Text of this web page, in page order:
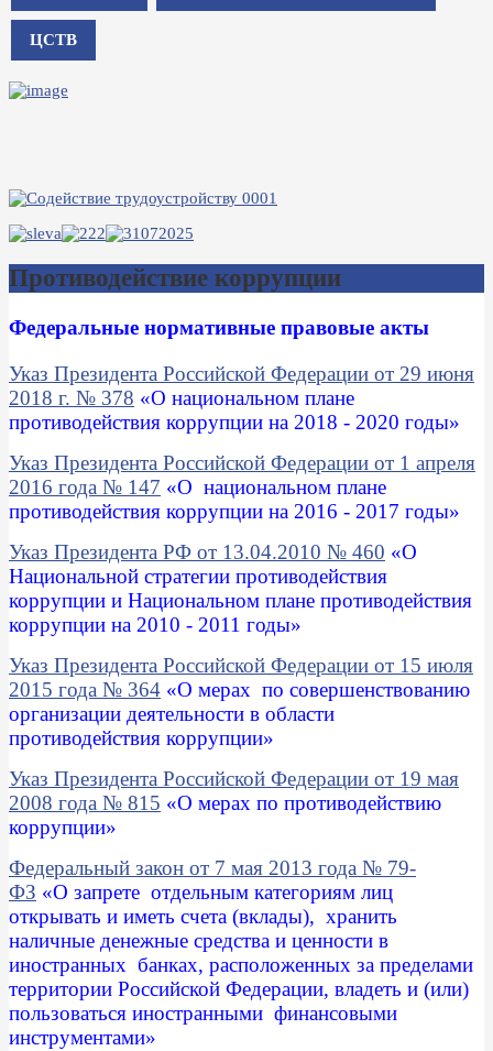
ЦСТВ
Противодействие коррупции
Федеральные нормативные правовые акты
Указ Президента Российской Федерации от 29 июня
2018 г. № 378 «О национальном плане
противодействия коррупции на 2018 - 2020 годы»
Указ Президента Российской Федерации от 1 апреля
2016 года № 147 «О национальном плане
противодействия коррупции на 2016 - 2017 годы»
Указ Президента РФ от 13.04.2010 № 460 «О
Национальной стратегии противодействия
коррупции и Национальном плане противодействия
коррупции на 2010 - 2011 годы»
Указ Президента Российской Федерации от 15 июля
2015 года № 364 «О мерах по совершенствованию
организации деятельности в области
противодействия коррупции»
Указ Президента Российской Федерации от 19 мая
2008 года № 815 «О мерах по противодействию
коррупции»
Федеральный закон от 7 мая 2013 года № 79-
ФЗ «О запрете отдельным категориям лиц
открывать и иметь счета (вклады), хранить
наличные денежные средства и ценности в
иностранных банках, расположенных за пределами
территории Российской Федерации, владеть и (или)
пользоваться иностранными финансовыми
инструментами»